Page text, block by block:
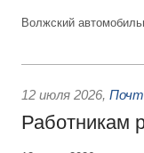
Волжский
12 июля 2026,
Работникам